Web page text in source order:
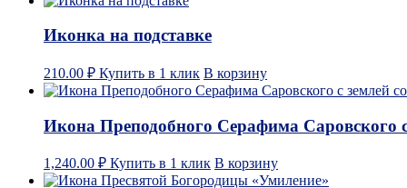
Иконка на подставке
210.00 ₽ Купить в 1 клик В корзину
Икона Преподобного Серафима Саровского
1,240.00 ₽ Купить в 1 клик В корзину